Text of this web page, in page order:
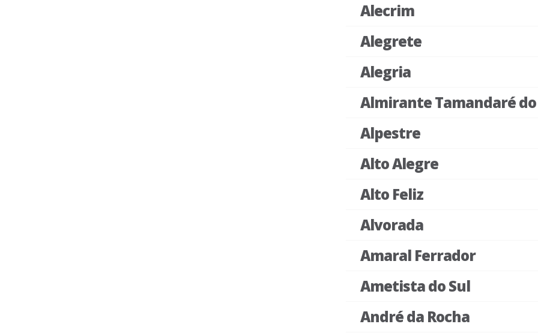
Alecrim
Alegrete
Alegria
Almirante Tamandaré do
Alpestre
Alto Alegre
Alto Feliz
Alvorada
Amaral Ferrador
Ametista do Sul
André da Rocha